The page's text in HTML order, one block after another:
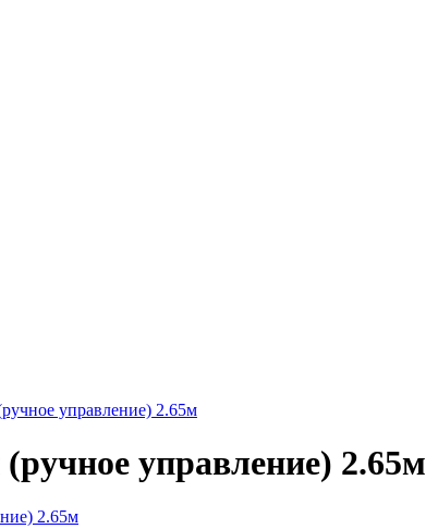
управление) 2.65м
управление) 2.65м